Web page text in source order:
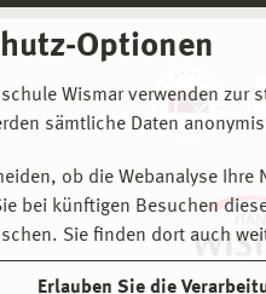
Optionen
Wismar verwenden zur
sämtliche Daten
ob die Webanalyse
bei künftigen Besuchen
Sie finden dort auch
Erlauben Sie die